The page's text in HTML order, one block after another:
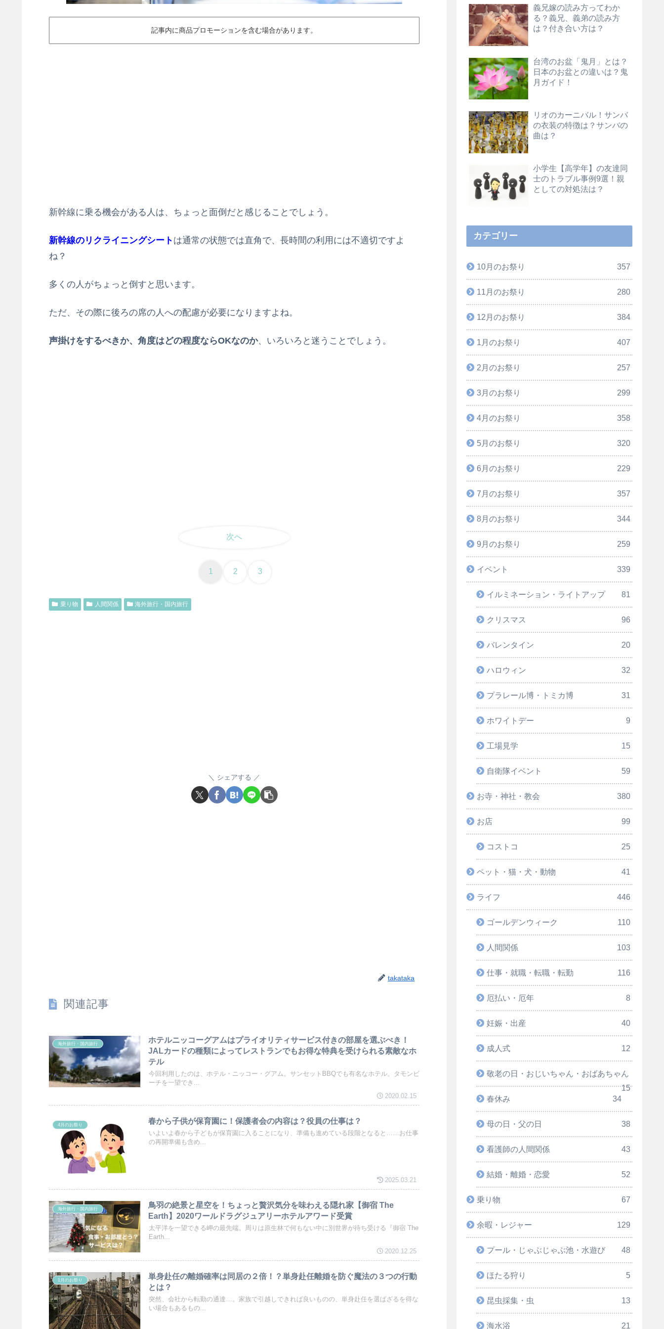
記事内に商品プロモーションを含む場合があります。
新幹線に乗る機会がある人は、ちょっと面倒だと感じることでしょう。
新幹線のリクライニングシート は通常の状態では直角で、長時間の利用には不適切ですよ
ね？
多くの人がちょっと倒すと思います。
ただ、その際に後ろの席の人への配慮が必要になりますよね。
声掛けをするべきか、角度はどの程度ならOKなのか、いろいろと迷うことでしょう。
次へ
1 2 3
乗り物 人間関係 海外旅行・国内旅行
シェアする
takataka
関連記事
海外旅行・国内旅行
ホテルニッコーグアムはプライオリティサービス付きの部屋を選ぶべき！
JALカードの種類によってレストランでもお得な特典を受けられる素敵なホ
テル
今回利用したのは、ホテル・ニッコー・グアム。サンセットBBQでも有名なホテル。タモンビ
ーチを一望でき...
2020.02.15
4月のお祭り 春から子供が保育園に！保護者会の内容は？役員の仕事は？
いよいよ春から子どもが保育園に入ることになり、準備も進めている段階となると……お仕事
の再開準備も含め...
2025.03.21
海外旅行・国内旅行
鳥羽の絶景と星空を！ちょっと贅沢気分を味わえる隠れ家【御宿 The
Earth】2020ワールドラグジュアリーホテルアワード受賞
太平洋を一望できる岬の最先端。周りは原生林で何もない中に別世界が待ち受ける『御宿 The
Earth...
2020.12.25
1月のお祭り
単身赴任の離婚確率は同居の２倍！？単身赴任離婚を防ぐ魔法の３つの行動
とは？
突然、会社から転勤の通達…。家族で引越しできれば良いものの、単身赴任を選ばざるを得な
い場合もあるもの...
義兄嫁の読み方ってわか
る？義兄、義弟の読み方
は？付き合い方は？
台湾のお盆「鬼月」とは？
日本のお盆との違いは？鬼
月ガイド！
リオのカーニバル！サンバ
の衣装の特徴は？サンバの
曲は？
小学生【高学年】の友達同
士のトラブル事例9選！親
としての対処法は？
カテゴリー
10月のお祭り 357
11月のお祭り 280
12月のお祭り 384
1月のお祭り 407
2月のお祭り 257
3月のお祭り 299
4月のお祭り 358
5月のお祭り 320
6月のお祭り 229
7月のお祭り 357
8月のお祭り 344
9月のお祭り 259
イベント 339
イルミネーション・ライトアップ 81
クリスマス 96
バレンタイン 20
ハロウィン 32
プラレール博・トミカ博 31
ホワイトデー 9
工場見学 15
自衛隊イベント 59
お寺・神社・教会 380
お店 99
コストコ 25
ペット・猫・犬・動物 41
ライフ 446
ゴールデンウィーク 110
人間関係 103
仕事・就職・転職・転勤 116
厄払い・厄年 8
妊娠・出産 40
成人式 12
敬老の日・おじいちゃん・おばあちゃん
15
春休み
34
母の日・父の日 38
看護師の人間関係 43
結婚・離婚・恋愛 52
乗り物 67
余暇・レジャー 129
プール・じゃぶじゃぶ池・水遊び 48
ほたる狩り 5
昆虫採集・虫 13
海水浴 21